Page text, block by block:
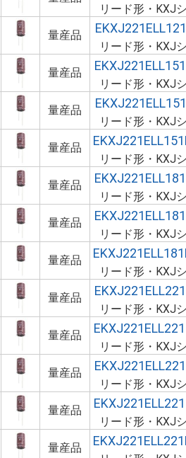
リード形・KXJ
量産品
リード形・KXJ
量産品
リード形・KXJ
量産品
リード形・KXJ
量産品
リード形・KXJ
量産品
リード形・KXJ
量産品
リード形・KXJ
量産品
リード形・KXJ
量産品
リード形・KXJ
量産品
リード形・KXJ
量産品
リード形・KXJ
量産品
リード形・KXJ
量産品